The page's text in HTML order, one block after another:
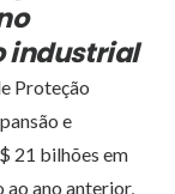
industrial
Proteção
e
21 bilhões em
ao ano anterior,